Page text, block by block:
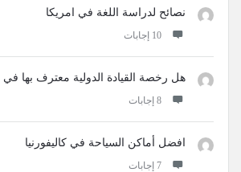
نصائح لدراسة اللغة في امريكا
‫10 إجابات
هل رخصة القيادة الدولية معترف بها في
‫8 إجابات
افضل أماكن السياحة في كاليفورنيا
‫7 إجابات